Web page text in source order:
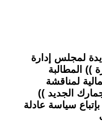
لمجلس إدارة
)) المطالبة
لمناقشة
الجديد ))
سياسة عادلة